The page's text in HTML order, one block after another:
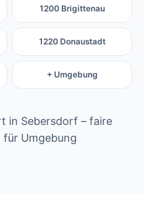
1200 Brigittenau
1220 Donaustadt
+ Umgebung
in Sebersdorf – faire
für Umgebung